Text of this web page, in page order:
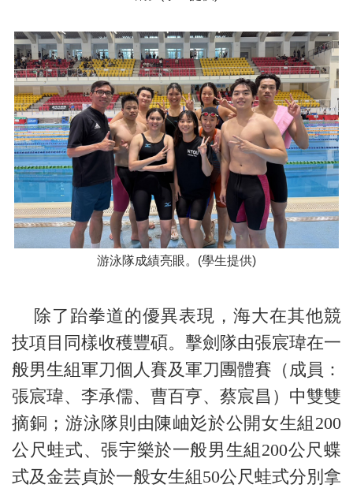
游泳隊成績亮眼。(學生提供)
除了跆拳道的優異表現，海大在其他競
技項目同樣收穫豐碩。擊劍隊由張宸瑋在一
般男生組軍刀個人賽及軍刀團體賽（成員：
張宸瑋、李承儒、曹百亨、蔡宸昌）中雙雙
摘銅；游泳隊則由陳岫彣於公開女生組200
公尺蛙式、張宇樂於一般男生組200公尺蝶
式及金芸貞於一般女生組50公尺蛙式分別拿